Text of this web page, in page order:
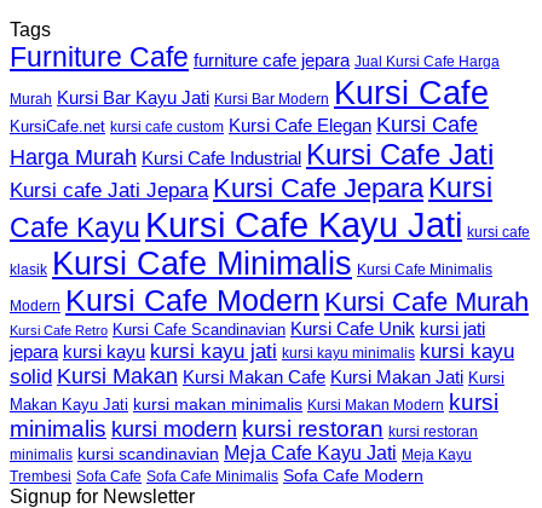
Tags
Furniture Cafe furniture cafe jepara Jual Kursi Cafe Harga
Murah Kursi Bar Kayu Jati Kursi Bar Modern Kursi Cafe
KursiCafe.net kursi cafe custom Kursi Cafe Elegan Kursi Cafe
Harga Murah Kursi Cafe Industrial Kursi Cafe Jati
Kursi cafe Jati Jepara Kursi Cafe Jepara Kursi
Cafe Kayu Kursi Cafe Kayu Jati kursi cafe
klasik Kursi Cafe Minimalis Kursi Cafe Minimalis
Modern Kursi Cafe Modern Kursi Cafe Murah
Kursi Cafe Retro Kursi Cafe Scandinavian Kursi Cafe Unik kursi jati
jepara kursi kayu kursi kayu jati kursi kayu minimalis kursi kayu
solid Kursi Makan Kursi Makan Cafe Kursi Makan Jati Kursi
Makan Kayu Jati kursi makan minimalis Kursi Makan Modern kursi
minimalis kursi modern kursi restoran kursi restoran
minimalis kursi scandinavian Meja Cafe Kayu Jati Meja Kayu
Trembesi Sofa Cafe Sofa Cafe Minimalis Sofa Cafe Modern
Signup for Newsletter